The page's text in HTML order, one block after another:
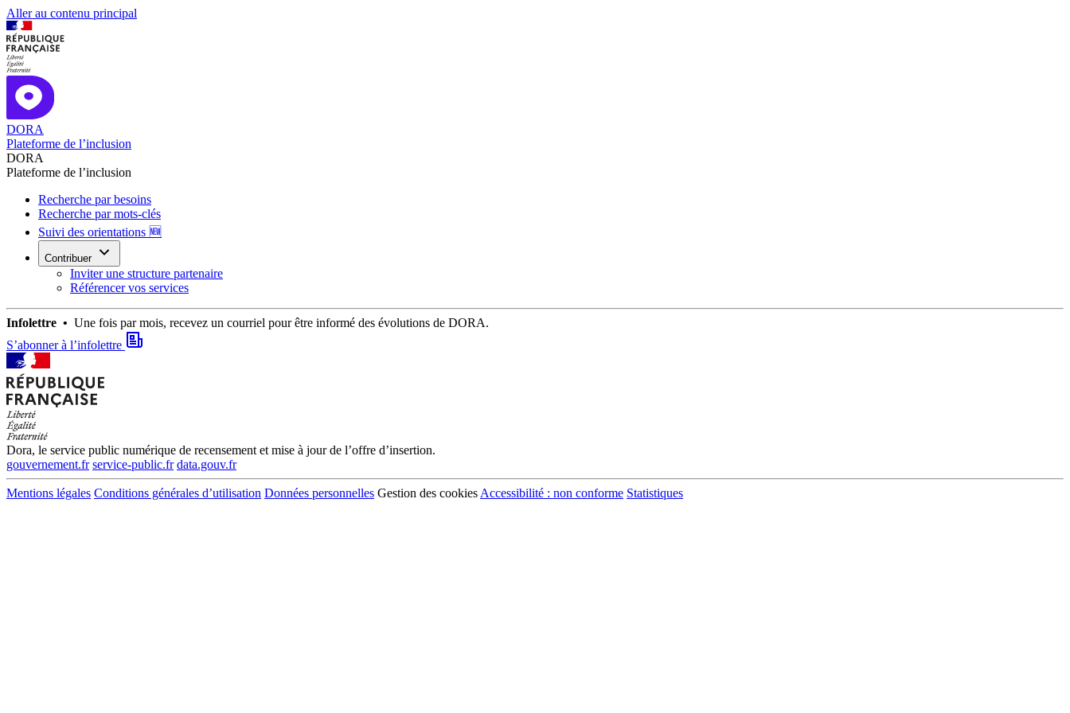
Aller au contenu principal
DORA
Plateforme de l’inclusion
DORA
Plateforme de l’inclusion
Recherche par besoins
Recherche par mots-clés
Suivi des orientations 🆕
Contribuer
Inviter une structure partenaire
Référencer vos services
Infolettre • Une fois par mois, recevez un courriel pour être informé des évolutions de DORA.
S’abonner à l’infolettre
Dora, le service public numérique de recensement et mise à jour de l’offre d’insertion.
gouvernement.fr service-public.fr data.gouv.fr
Mentions légales Conditions générales d’utilisation Données personnelles Gestion des cookies Accessibilité : non conforme Statistiques